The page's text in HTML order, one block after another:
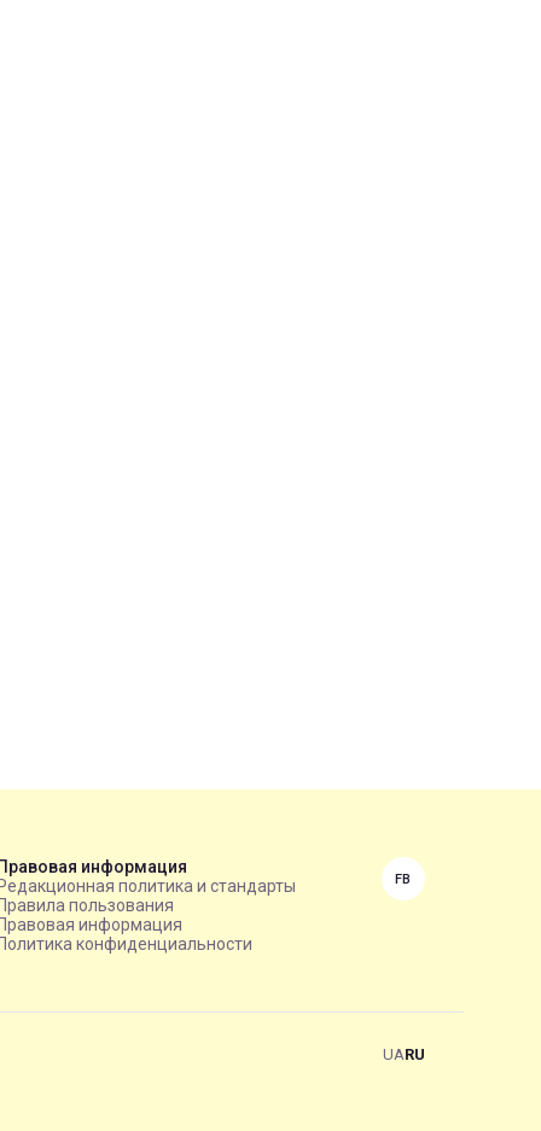
информация
политика и стандарты
пользования
информация
конфиденциальности
FB
UARU